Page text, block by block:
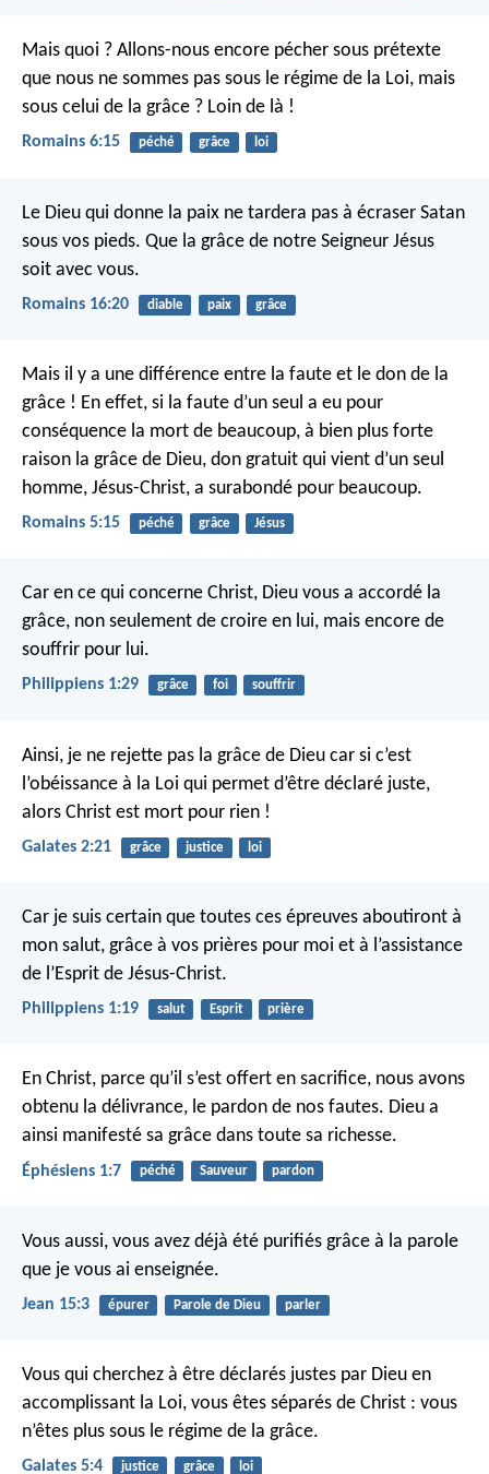
Mais quoi ? Allons-nous encore pécher sous prétexte
que nous ne sommes pas sous le régime de la Loi, mais
sous celui de la grâce ? Loin de là !
Romains 6:15 péché grâce loi
Le Dieu qui donne la paix ne tardera pas à écraser Satan
sous vos pieds. Que la grâce de notre Seigneur Jésus
soit avec vous.
Romains 16:20 diable paix grâce
Mais il y a une différence entre la faute et le don de la
grâce ! En effet, si la faute d’un seul a eu pour
conséquence la mort de beaucoup, à bien plus forte
raison la grâce de Dieu, don gratuit qui vient d’un seul
homme, Jésus-Christ, a surabondé pour beaucoup.
Romains 5:15 péché grâce Jésus
Car en ce qui concerne Christ, Dieu vous a accordé la
grâce, non seulement de croire en lui, mais encore de
souffrir pour lui.
Philippiens 1:29 grâce foi souffrir
Ainsi, je ne rejette pas la grâce de Dieu car si c’est
l’obéissance à la Loi qui permet d’être déclaré juste,
alors Christ est mort pour rien !
Galates 2:21 grâce justice loi
Car je suis certain que toutes ces épreuves aboutiront à
mon salut, grâce à vos prières pour moi et à l’assistance
de l’Esprit de Jésus-Christ.
Philippiens 1:19 salut Esprit prière
En Christ, parce qu’il s’est offert en sacrifice, nous avons
obtenu la délivrance, le pardon de nos fautes. Dieu a
ainsi manifesté sa grâce dans toute sa richesse.
Éphésiens 1:7 péché Sauveur pardon
Vous aussi, vous avez déjà été purifiés grâce à la parole
que je vous ai enseignée.
Jean 15:3 épurer Parole de Dieu parler
Vous qui cherchez à être déclarés justes par Dieu en
accomplissant la Loi, vous êtes séparés de Christ : vous
n’êtes plus sous le régime de la grâce.
Galates 5:4 justice grâce loi